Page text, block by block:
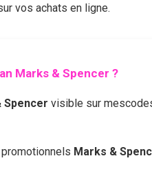
vos achats en ligne.
Marks & Spencer ?
Spencer visible sur
Marks &